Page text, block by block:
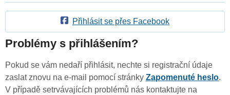
Přihlásit se přes Facebook
Problémy s přihlášením?
Pokud se vám nedaří přihlásit, nechte si registrační údaje
zaslat znovu na e-mail pomocí stránky Zapomenuté heslo.
V případě setrvávajících problémů nás kontaktujte na